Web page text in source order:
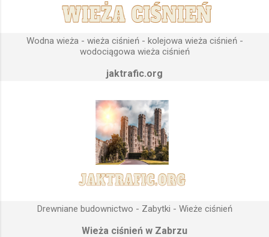
wybudowana na najwyższym lokalnym wzniesieniu. Ponieważ
gromadząca się woda w zbiorniku wieży ciśnień musi być
umieszczona wyżej, niż instalacje wodne znajdujące się u
odbiorców. Schema...
Wodna wieża - wieża ciśnień - kolejowa wieża ciśnień -
wodociągowa wieża ciśnień
jaktrafic.org
Drewniane budownictwo - Zabytki - Wieże ciśnień
Wieża ciśnień w Zabrzu